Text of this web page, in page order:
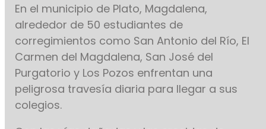
En el municipio de Plato, Magdalena,
alrededor de 50 estudiantes de
corregimientos como San Antonio del Río, El
Carmen del Magdalena, San José del
Purgatorio y Los Pozos enfrentan una
peligrosa travesía diaria para llegar a sus
colegios.